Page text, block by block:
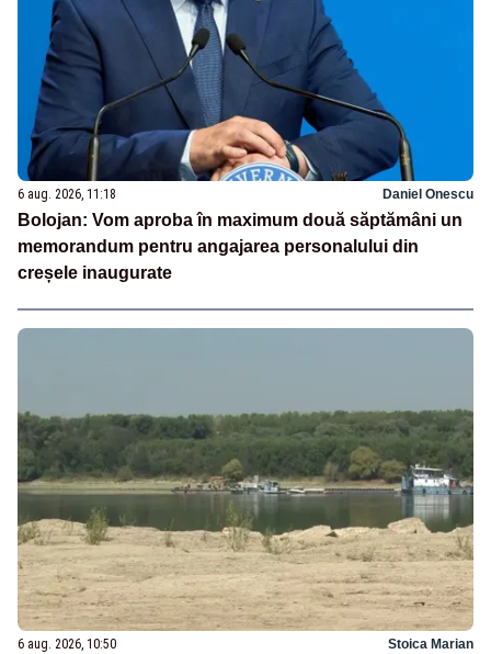
6 aug. 2026, 11:18 Daniel Onescu
Bolojan: Vom aproba în maximum două săptămâni un
memorandum pentru angajarea personalului din
creșele inaugurate
6 aug. 2026, 10:50 Stoica Marian